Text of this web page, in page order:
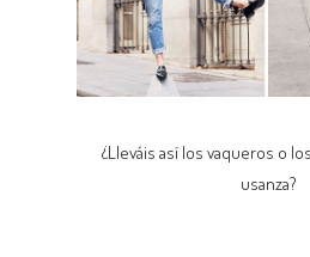
¿Lleváis así los vaqueros o
usanza?